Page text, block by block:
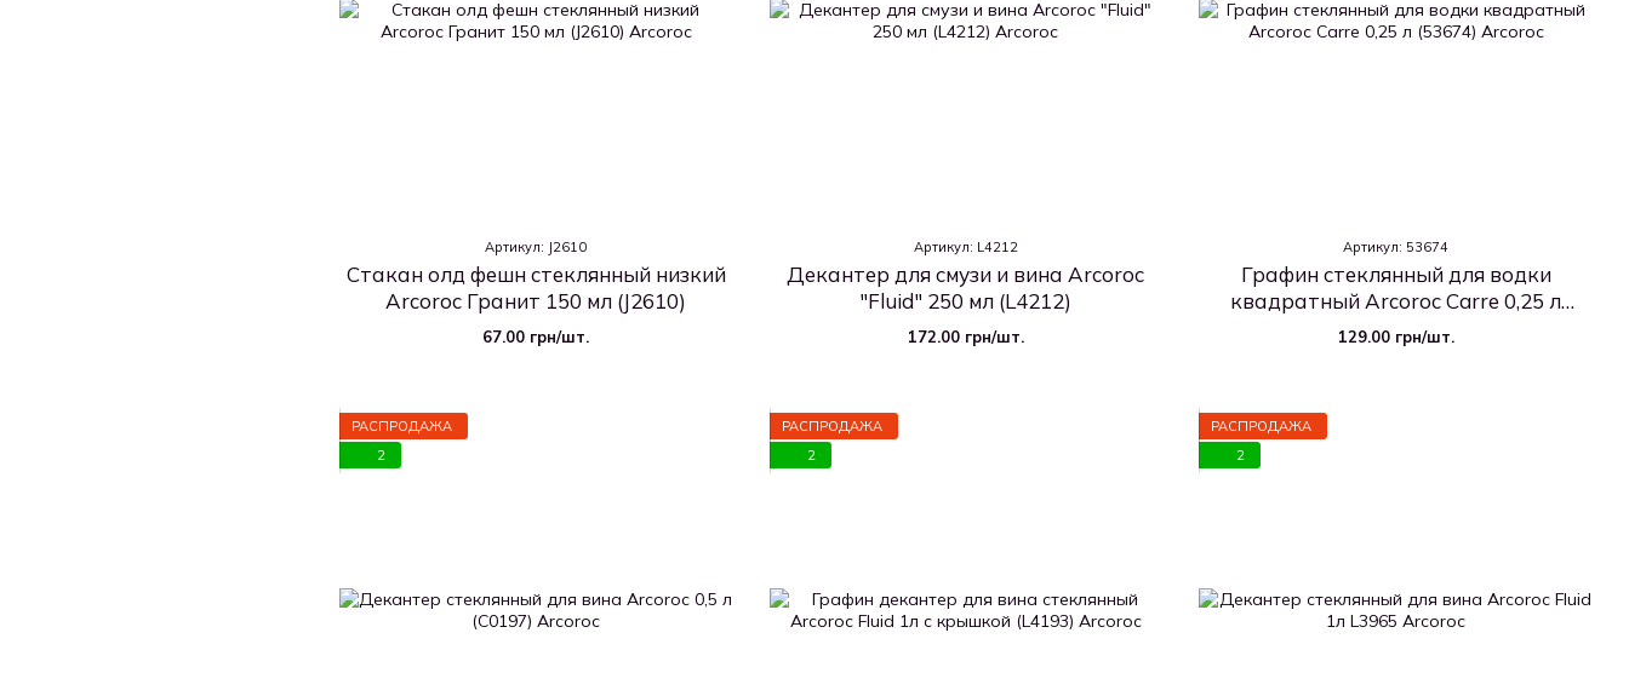
Артикул: J2610
Стакан олд фешн стеклянный низкий
Arcoroc Гранит 150 мл (J2610)
67.00 грн/шт.
Артикул: L4212
Декантер для смузи и вина Arcoroc
"Fluid" 250 мл (L4212)
172.00 грн/шт.
Артикул: 53674
Графин стеклянный для водки
квадратный Arcoroc Carre 0,25 л
(53674)
129.00 грн/шт.
РАСПРОДАЖА
2
РАСПРОДАЖА
2
РАСПРОДАЖА
2